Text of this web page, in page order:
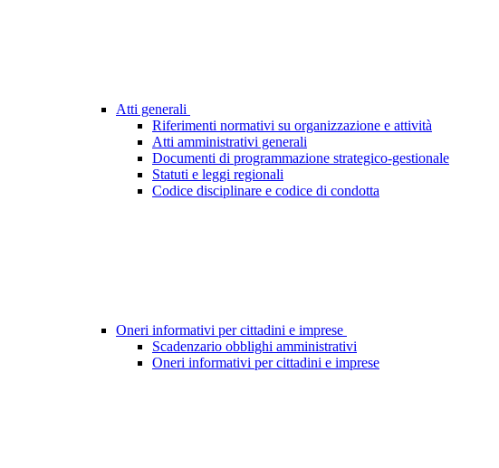
Atti generali
Riferimenti normativi su organizzazione e attività
Atti amministrativi generali
Documenti di programmazione strategico-gestionale
Statuti e leggi regionali
Codice disciplinare e codice di condotta
Oneri informativi per cittadini e imprese
Scadenzario obblighi amministrativi
Oneri informativi per cittadini e imprese